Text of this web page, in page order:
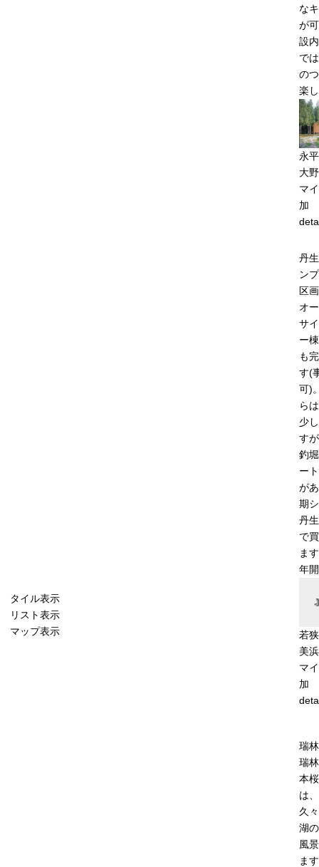
タイル表示
リスト表示
マップ表示
な
が
設
で
の
楽
永
大
マ
加
丹
ン
区
オ
サ
ー
も
す(
可)
ら
少
す
釣
ー
が
期
丹
で
ま
年
若
美
マ
加
瑞
瑞
本
は
久
湖
風
ま